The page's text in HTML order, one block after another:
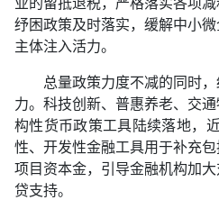
纾困政策及时落实，缓解中小
主体注入活力。
总量政策力度不减的同时
力。科技创新、普惠养老、交
构性货币政策工具陆续落地，
性、开发性金融工具用于补充
项目资本金，引导金融机构加
贷支持。